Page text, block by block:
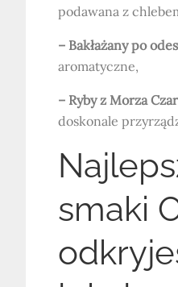
podawana z
– Bakłażany po
aromatyczne,
– Ryby z Morza
doskonale
smaki